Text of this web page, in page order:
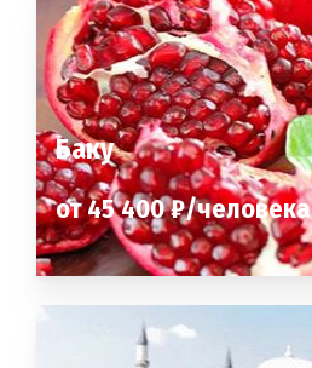
Баку
от 45 400 ₽/человека